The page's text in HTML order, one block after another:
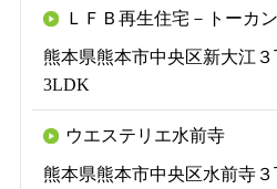
ＬＦＢ再生住宅－トーカ
熊本県熊本市中央区新大江３
3LDK
ウエステリエ水前寺
熊本県熊本市中央区水前寺３